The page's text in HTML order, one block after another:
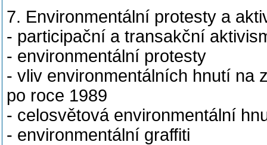
7. Environmentální protesty a
- participační a transakční
- environmentální protesty
- vliv environmentálních hnutí na
po roce 1989
- celosvětová environmentální
- environmentální graffiti